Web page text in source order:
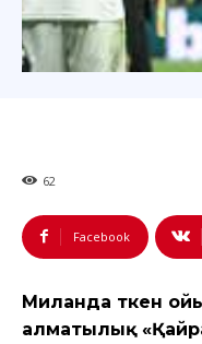
62
Facebook
Миланда өткен
алматылық